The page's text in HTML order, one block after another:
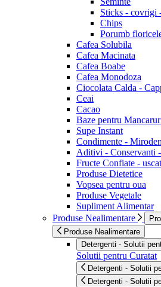
Sticks - covrigi
Chips
Porumb
Cafea Solubila
Cafea Macinata
Cafea Boabe
Cafea Monodoza
Ciocolata Calda -
Ceai
Cacao
Baze pentru
Supe Instant
Condimente -
Aditivi - Conservanti
Fructe Confiate -
Produse Dietetice
Vopsea pentru oua
Produse Vegetale
Supliment Alimentar
Produse Nealimentare
Produse Nealimentare
Detergenti - Solutii
Solutii pentru Curatat
Detergenti - Solutii
Detergenti - Solutii